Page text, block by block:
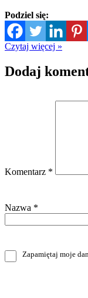
Podziel się:
Czytaj więcej »
Dodaj
Komentarz *
Nazwa *
Zapamiętaj moje